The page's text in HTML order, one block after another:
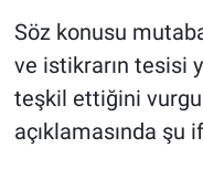
Söz konusu
ve istikrarın tesisi
teşkil ettiğini
açıklamasında şu